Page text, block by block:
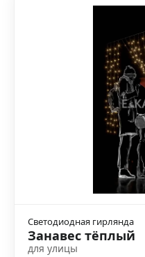
Светодиодная гирлянда
Занавес тёплый
для улицы